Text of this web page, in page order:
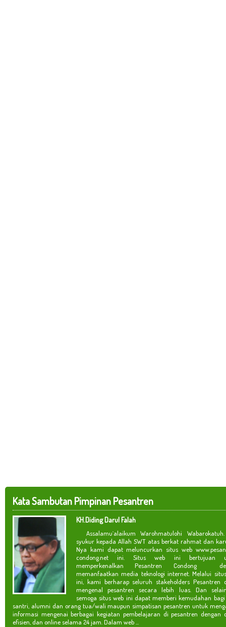
Kata Sambutan Pimpinan Pesantren
KH.Diding Darul Falah
Assalamu`alaikum Warohmatulohi
syukur kepada Allah SWT atas berkat rahmat dan
Nya kami dapat meluncurkan situs web
condong.net ini. Situs web ini bertujuan
memperkenalkan Pesantren Condong
memanfaatkan media teknologi internet. Melalui
ini, kami berharap seluruh stakeholders Pesantren
mengenal pesantren secara lebih luas. Dan
semoga situs web ini dapat memberi kemudahan
santri, alumni dan orang tua/wali maupun simpatisan pesantren untuk
informasi mengenai berbagai kegiatan pembelajaran di pesantren dengan
efisien, dan online selama 24 jam. Dalam web ...